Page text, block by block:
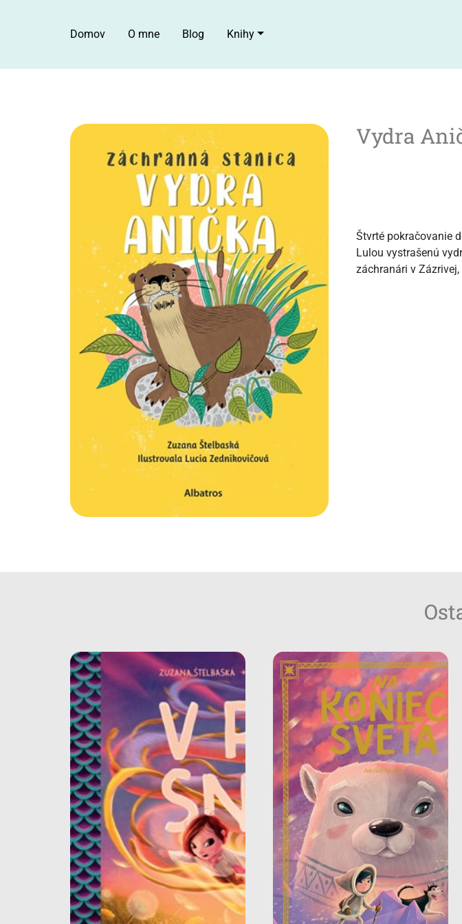
Domov O mne Blog Knihy
Vydra
Štvrté pokračovanie
Lulou vystrašenú
záchranári v
V ríši snov
Snový a magický príbeh od
Zuzany Štelbaskej a Adriána
Macha pre malých aj veľkých!
Na koniec sveta
Dobrodružné leporelo